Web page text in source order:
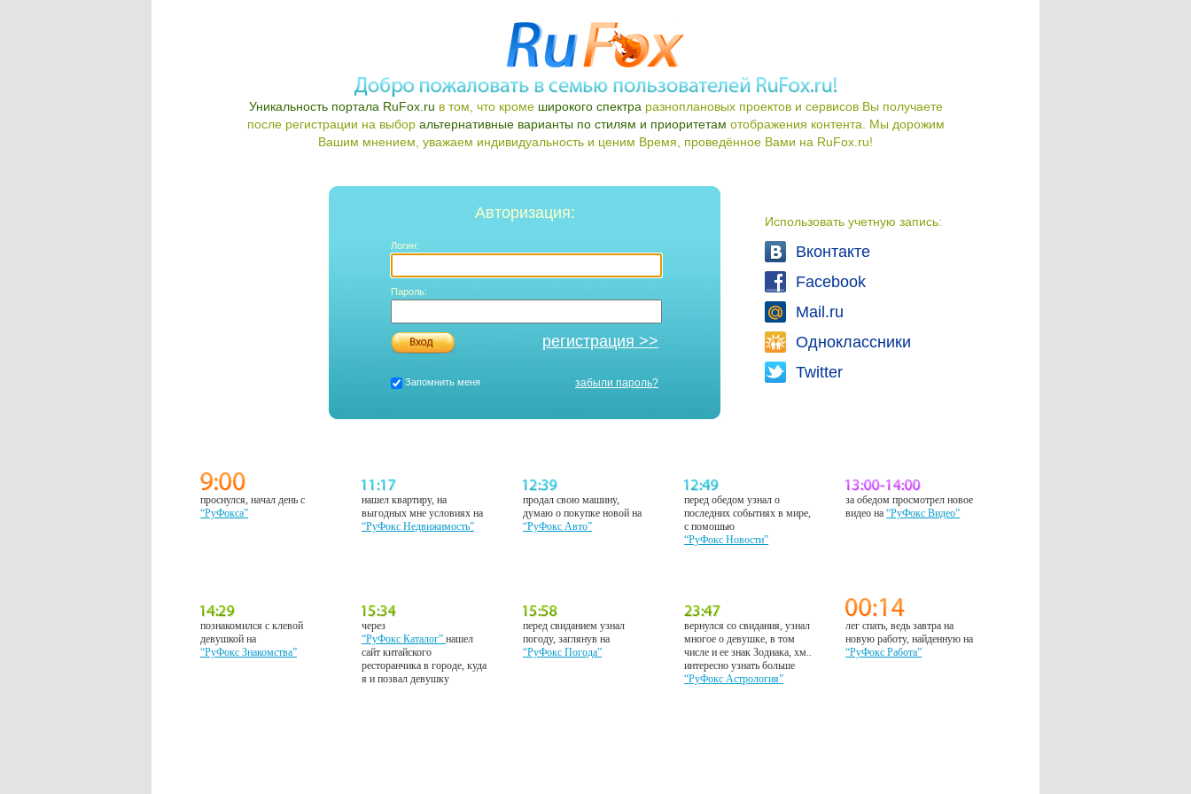
Уникальность портала RuFox.ru в том, что кроме широкого спектра разноплановых проектов и сервисов Вы получаете
после регистрации на выбор альтернативные варианты по стилям и приоритетам отображения контента. Мы дорожим
Вашим мнением, уважаем индивидуальность и ценим Время, проведённое Вами на RuFox.ru!
Использовать учетную запись:
Вконтакте
Facebook
Mail.ru
Одноклассники
Twitter
Авторизация:
Логин:
Пароль:
регистрация >>
Запомнить меня забыли пароль?
проснулся, начал день с
“РуФокса”
нашел квартиру, на
выгодных мне условиях на
“РуФокс Недвижимость”
продал свою машину,
думаю о покупке новой на
“РуФокс Авто”
перед обедом узнал о
последних событиях в мире,
с помошью
“РуФокс Новости”
за обедом просмотрел новое
видео на“РуФокс Видео”
познакомился с клевой
девушкой на
“РуФокс Знакомства”
через
“РуФокс Каталог”нашел
сайт китайского
ресторанчика в городе, куда
я и позвал девушку
перед свиданием узнал
погоду, заглянув на
“РуФокс Погода”
вернулся со свидания, узнал
многое о девушке, в том
числе и ее знак Зодиака, хм..
интересно узнать больше
“РуФокс Астрология”
лег спать, ведь завтра на
новую работу, найденную на
“РуФокс Работа”